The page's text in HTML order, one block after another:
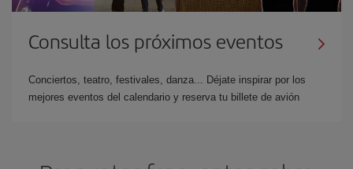
Consulta los próximos eventos
Conciertos, teatro, festivales, danza... Déjate inspirar por los
mejores eventos del calendario y reserva tu billete de avión